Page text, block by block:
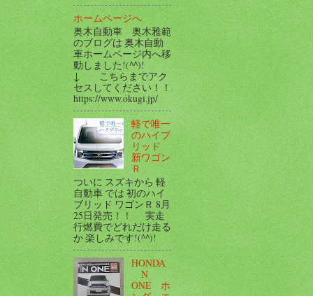
ホームページへ
奥木自動車 奥木雅範
のブログは 奥木自動
車ホームページ内へ移
動しました!(^^)!
↓ こちらまでアク
セスしてください！！
https://www.okugi.jp/
軽で唯一
のハイブ
リッド
新ワゴン
Ｒ
ついに スズキから 軽
自動車 では 初のハイ
ブリッド ワゴンＲ 8月
25日発売！！ 実走
行燃費でどれだけ走る
か 楽しみです!(^^)!
HONDA
N
ONE ホ